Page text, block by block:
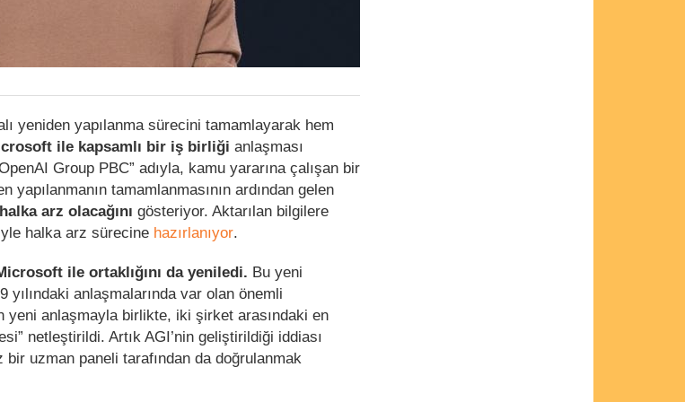
yeniden yapılanma sürecini tamamlayarak hem
ile kapsamlı bir iş birliği anlaşması
Group PBC” adıyla, kamu yararına çalışan bir
tamamlanmasının ardından gelen
arz olacağını gösteriyor. Aktarılan bilgilere
halka arz sürecine hazırlanıyor.
ile ortaklığını da yeniledi. Bu yeni
anlaşmalarında var olan önemli
yeni anlaşmayla birlikte, iki şirket arasındaki en
netleştirildi. Artık AGI’nin geliştirildiği iddiası
bir uzman paneli tarafından da doğrulanmak